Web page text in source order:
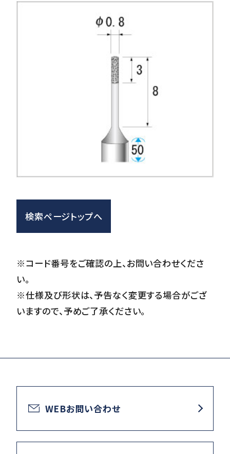
検索ページトップへ
※コード番号をご確認の上、お問い合わせくださ
い。
※仕様及び形状は、予告なく変更する場合がござ
いますので、予めご了承ください。
WEBお問い合わせ